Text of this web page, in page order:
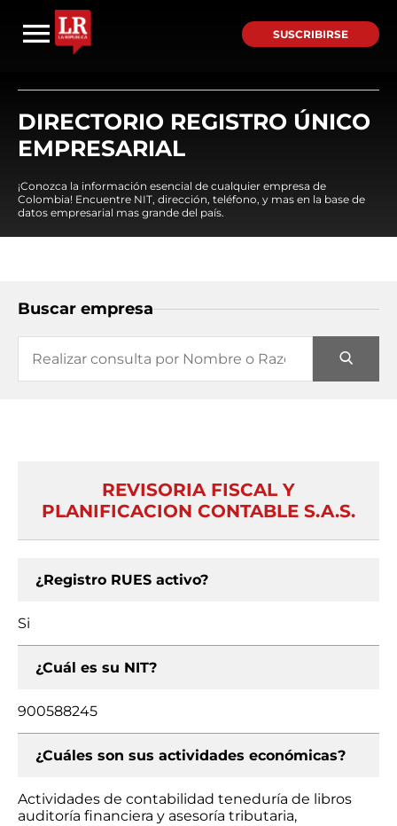
SUSCRIBIRSE
DIRECTORIO REGISTRO ÚNICO
EMPRESARIAL
¡Conozca la información esencial de cualquier empresa de
Colombia! Encuentre NIT, dirección, teléfono, y mas en la base de
datos empresarial mas grande del país.
Buscar empresa
REVISORIA FISCAL Y
PLANIFICACION CONTABLE S.A.S.
¿Registro RUES activo?
Si
¿Cuál es su NIT?
900588245
¿Cuáles son sus actividades económicas?
Actividades de contabilidad teneduría de libros
auditoría financiera y asesoría tributaria,